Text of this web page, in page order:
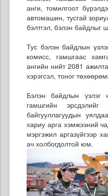
анги, томилгоот
автомашин, тусгай
бэлтгэл, бэлэн байдлыг
Тус бэлэн байдлын
комисс, гамшгаас
ангийн нийт 2081
хэрэгсэл, тоног
Бэлэн байдлын үзлэг
гамшгийн
байгууллагуудын
хариу арга хэмжээний
мэргэжил аргазүйгээр
ач холбогдолтой юм.